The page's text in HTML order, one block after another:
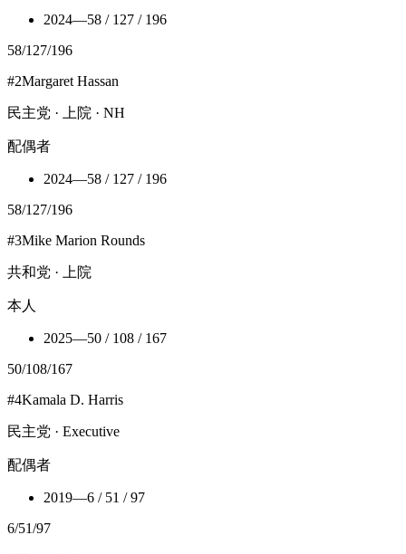
2024—58 / 127 / 196
58/127/196
#2Margaret Hassan
民主党 · 上院 · NH
配偶者
2024—58 / 127 / 196
58/127/196
#3Mike Marion Rounds
共和党 · 上院
本人
2025—50 / 108 / 167
50/108/167
#4Kamala D. Harris
民主党 · Executive
配偶者
2019—6 / 51 / 97
6/51/97